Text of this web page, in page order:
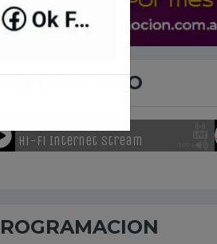
EN VIVO